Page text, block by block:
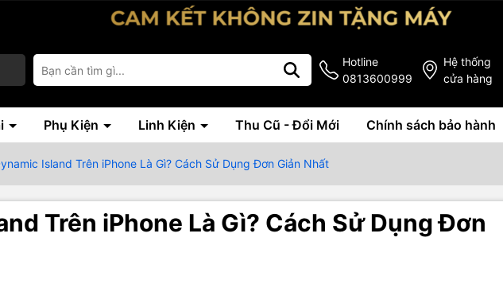
Hotline
0813600999
Hệ thống
cửa hàng
Phụ Kiện Linh Kiện Thu Cũ - Đổi Mới Chính sách bảo hành
Island Trên iPhone Là Gì? Cách Sử Dụng Đơn Giản Nhất
Trên iPhone Là Gì? Cách Sử Dụng Đơn